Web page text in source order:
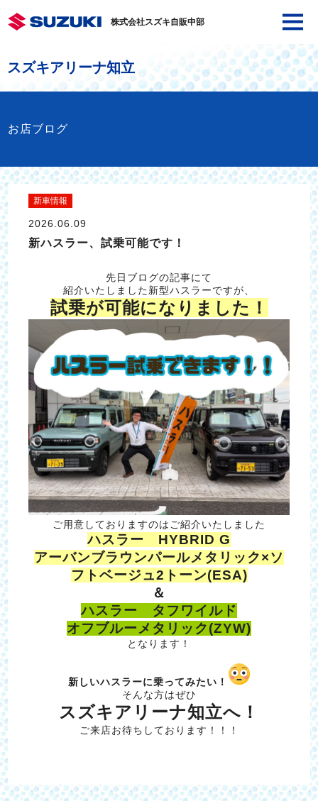
株式会社スズキ自販中部
スズキアリーナ知立
お店ブログ
新車情報
2026.06.09
新ハスラー、試乗可能です！
先日ブログの記事にて
紹介いたしました新型ハスラーですが、
試乗が可能になりました！
ご用意しておりますのはご紹介いたしました
ハスラー HYBRID G
アーバンブラウンパールメタリック×ソ
フトベージュ2トーン(ESA)
＆
ハスラー タフワイルド
オフブルーメタリック(ZYW)
となります！
新しいハスラーに乗ってみたい！
そんな方はぜひ
スズキアリーナ知立へ！
ご来店お待ちしております！！！